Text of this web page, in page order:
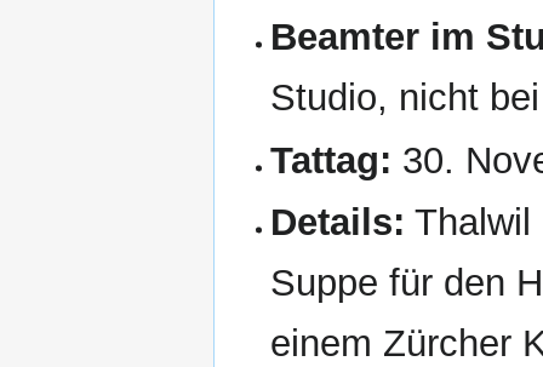
Beamter im
Studio, nicht
Tattag: 30.
Details: Thalwil
Suppe für den
einem Zürcher